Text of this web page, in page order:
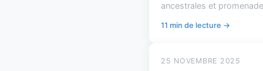
ancestrales et
11 min de lecture →
25 NOVEMBRE 2025